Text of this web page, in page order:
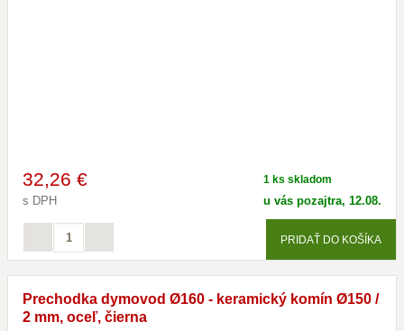
32,26 €
s DPH
1 ks skladom
u vás pozajtra, 12.08.
PRIDAŤ DO KOŠÍKA
Prechodka dymovod Ø160 - keramický komín Ø150 /
2 mm, oceľ, čierna